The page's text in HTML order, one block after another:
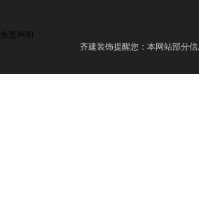
免责声明
齐建装饰提醒您：本网站部分